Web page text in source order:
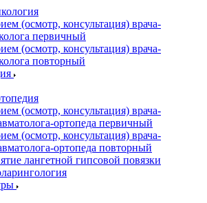
(осмотр, консультация) врача-
первичный
(осмотр, консультация) врача-
повторный
(осмотр, консультация) врача-
ортопеда первичный
(осмотр, консультация) врача-
ортопеда повторный
лангетной гипсовой повязки